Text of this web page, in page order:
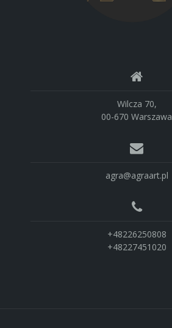
Wilcza 70,
00-670 Warszawa
agra@agraart.pl
+48226250808
+48227451020